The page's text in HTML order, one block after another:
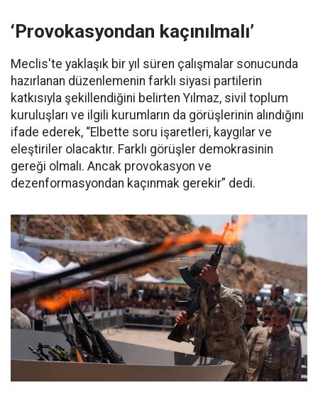
‘Provokasyondan kaçınılmalı’
Meclis'te yaklaşık bir yıl süren çalışmalar sonucunda
hazırlanan düzenlemenin farklı siyasi partilerin
katkısıyla şekillendiğini belirten Yılmaz, sivil toplum
kuruluşları ve ilgili kurumların da görüşlerinin alındığını
ifade ederek, “Elbette soru işaretleri, kaygılar ve
eleştiriler olacaktır. Farklı görüşler demokrasinin
gereği olmalı. Ancak provokasyon ve
dezenformasyondan kaçınmak gerekir” dedi.